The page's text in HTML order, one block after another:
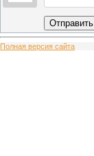
Отправить
Полная версия сайта